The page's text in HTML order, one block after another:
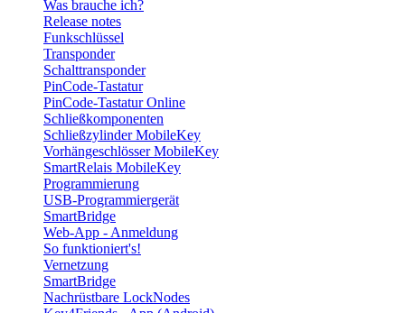
Was brauche ich?
Release notes
Funkschlüssel
Transponder
Schalttransponder
PinCode-Tastatur
PinCode-Tastatur Online
Schließkomponenten
Schließzylinder MobileKey
Vorhängeschlösser MobileKey
SmartRelais MobileKey
Programmierung
USB-Programmiergerät
SmartBridge
Web-App - Anmeldung
So funktioniert's!
Vernetzung
SmartBridge
Nachrüstbare LockNodes